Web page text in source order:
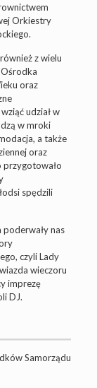
Orkiestry
z wielu
oraz
udział w
w mroki
a także
oraz
przygotowało
spędzili
poderwały nas
czyli Lady
wieczoru
imprezę
DJ.
Samorządu